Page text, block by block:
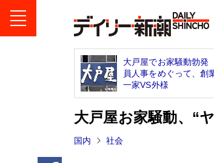
大戸屋でお家騒動勃
員人事をめぐって、創
一家VS外様
大戸屋お家騒動、“
国内 社会